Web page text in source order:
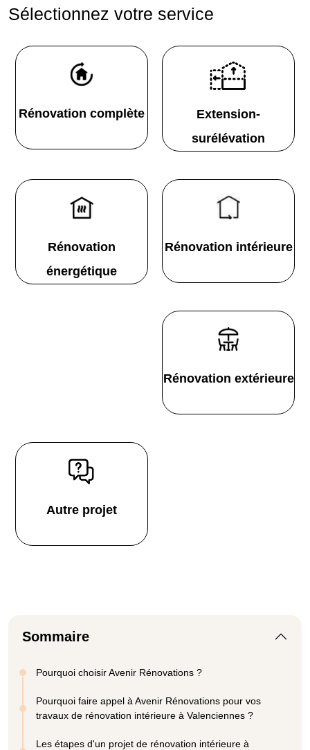
Sélectionnez votre service
Rénovation complète
Extension-
surélévation
Rénovation
énergétique
Rénovation intérieure
Rénovation extérieure
Autre projet
Sommaire
Pourquoi choisir Avenir Rénovations ?
Pourquoi faire appel à Avenir Rénovations pour vos
travaux de rénovation intérieure à Valenciennes ?
Les étapes d'un projet de rénovation intérieure à